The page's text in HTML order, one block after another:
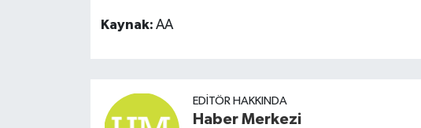
Kaynak: AA
EDITÖR HAKKINDA
Haber Merkezi